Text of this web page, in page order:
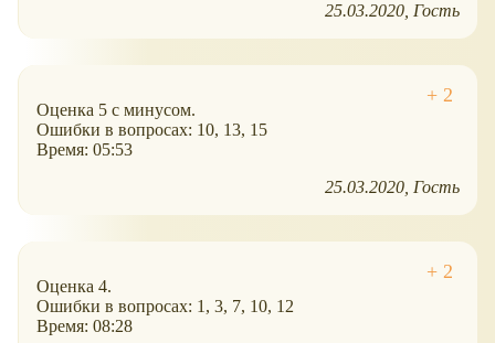
25.03.2020 Гость
Оценка 5 с минусом.
Ошибки в вопросах: 10, 13, 15
Время: 05:53
25.03.2020 Гость
Оценка 4.
Ошибки в вопросах: 1, 3, 7, 10, 12
Время: 08:28